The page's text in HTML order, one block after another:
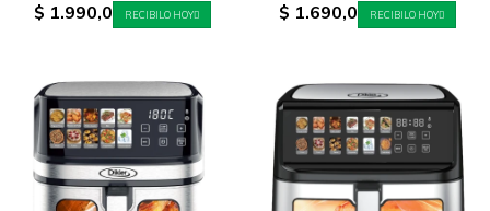
$ 1.990,0 RECIBILO HOY $ 1.690,0 RECIBILO HOY